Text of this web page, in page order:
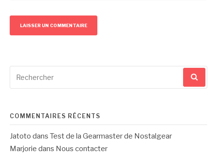
pour
COMMENTAIRES RÉCENTS
Jatoto dans Test de la Gearmaster de Nostalgear
Marjorie dans Nous contacter